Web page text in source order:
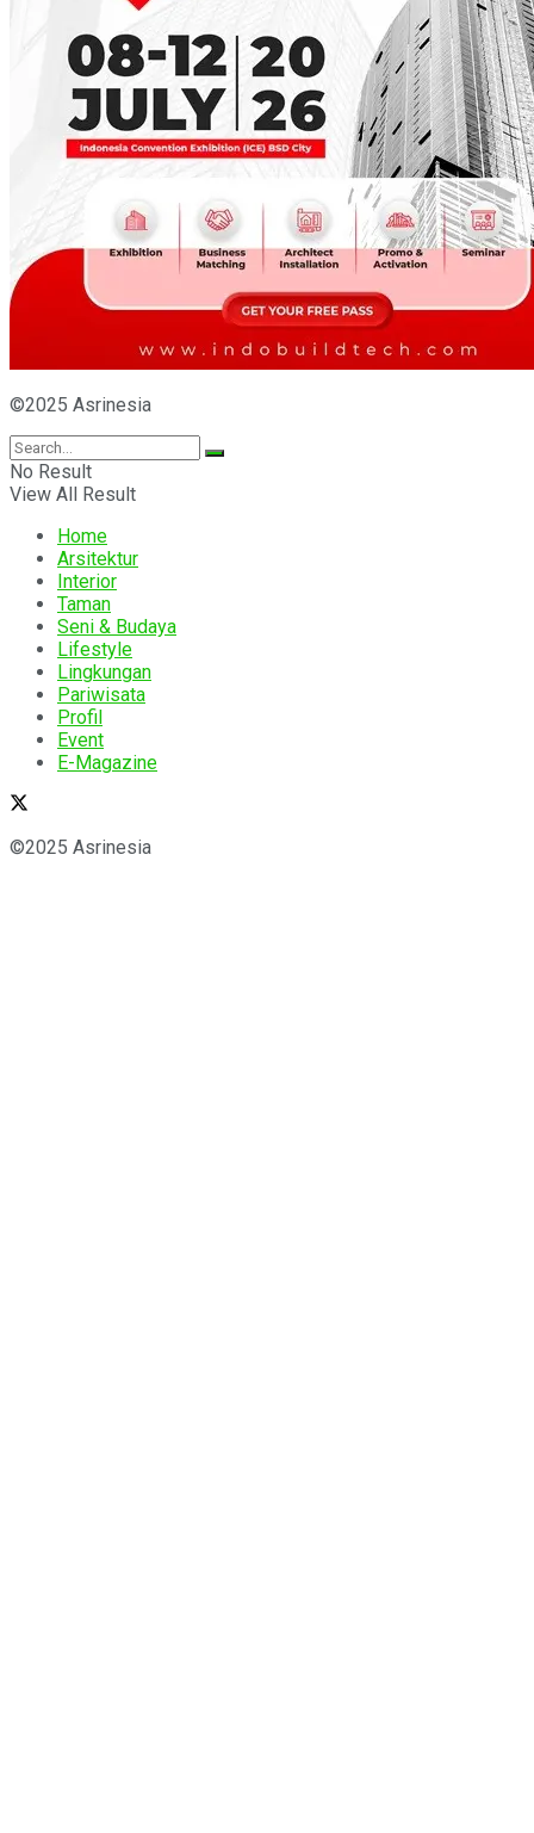
©2025 Asrinesia
No Result
View All Result
Home
Arsitektur
Interior
Taman
Seni & Budaya
Lifestyle
Lingkungan
Pariwisata
Profil
Event
E-Magazine
©2025 Asrinesia